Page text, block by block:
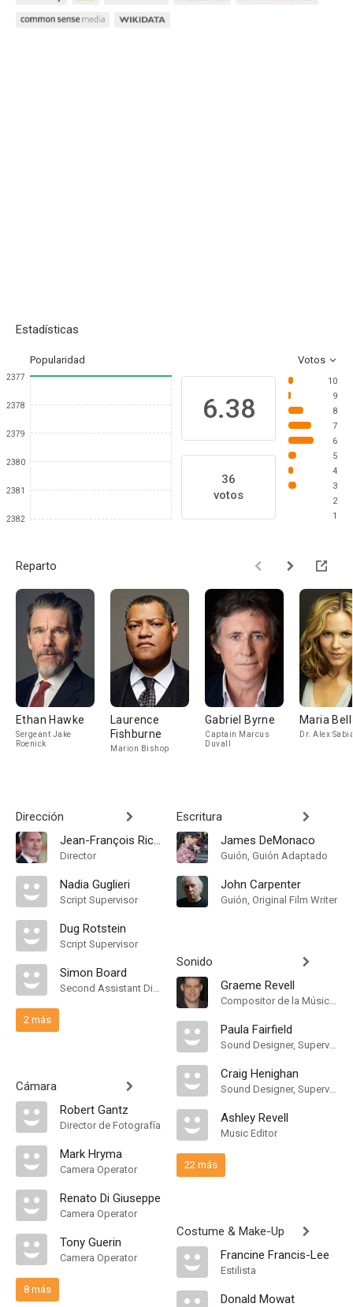
Estadísticas
Popularidad Votos
2377
2378
2379
2380
2381
2382
6.38
36
votos
10
9
8
7
6
5
4
3
2
1
Reparto
Ethan Hawke
Sergeant Jake
Roenick
Laurence
Fishburne
Marion Bishop
Gabriel Byrne
Captain Marcus
Duvall
Maria
Dr. Alex
Dirección
Jean-François Richet
Director
Nadia Guglieri
Script Supervisor
Dug Rotstein
Script Supervisor
Simon Board
Second Assistant Director
2 más
Cámara
Robert Gantz
Director de Fotografía
Mark Hryma
Camera Operator
Renato Di Giuseppe
Camera Operator
Tony Guerin
Camera Operator
8 más
Escritura
James DeMonaco
Guión, Guión Adaptado
John Carpenter
Guión, Original Film Writer
Sonido
Graeme Revell
Compositor de la Música Original
Paula Fairfield
Sound Designer, Supervising Sound Editor
Craig Henighan
Sound Designer, Supervising Sound Editor
Ashley Revell
Music Editor
22 más
Costume & Make-Up
Francine Francis-Lee
Estilista
Donald Mowat